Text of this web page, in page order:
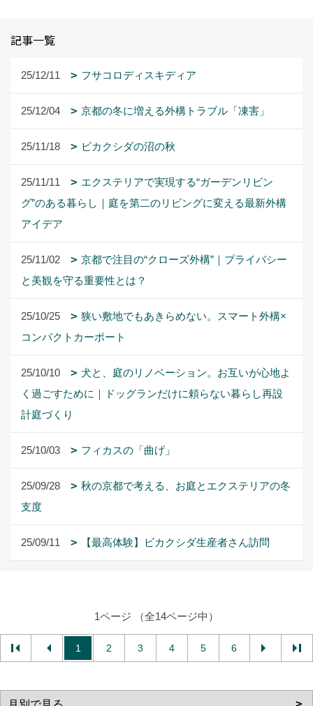
記事一覧
25/12/11 フサコロディスキディア
25/12/04 京都の冬に増える外構トラブル「凍害」
25/11/18 ビカクシダの沼の秋
25/11/11
エクステリアで実現する“ガーデンリビン
グ”のある暮らし｜庭を第二のリビングに変える最新外構
アイデア
25/11/02
京都で注目の“クローズ外構”｜プライバシー
と美観を守る重要性とは？
25/10/25
狭い敷地でもあきらめない。スマート外構×
コンパクトカーポート
25/10/10
犬と、庭のリノベーション。お互いが心地よ
く過ごすために｜ドッグランだけに頼らない暮らし再設
計庭づくり
25/10/03 フィカスの「曲げ」
25/09/28
秋の京都で考える、お庭とエクステリアの冬
支度
25/09/11 【最高体験】ビカクシダ生産者さん訪問
1ページ （全14ページ中）
1 2 3 4 5 6